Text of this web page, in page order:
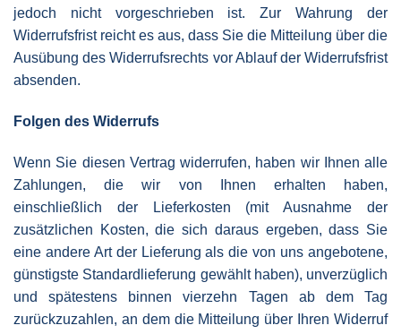
jedoch nicht vorgeschrieben ist. Zur Wahrung der
Widerrufsfrist reicht es aus, dass Sie die Mitteilung über die
Ausübung des Widerrufsrechts vor Ablauf der Widerrufsfrist
absenden.
Folgen des Widerrufs
Wenn Sie diesen Vertrag widerrufen, haben wir Ihnen alle
Zahlungen, die wir von Ihnen erhalten haben,
einschließlich der Lieferkosten (mit Ausnahme der
zusätzlichen Kosten, die sich daraus ergeben, dass Sie
eine andere Art der Lieferung als die von uns angebotene,
günstigste Standardlieferung gewählt haben), unverzüglich
und spätestens binnen vierzehn Tagen ab dem Tag
zurückzuzahlen, an dem die Mitteilung über Ihren Widerruf